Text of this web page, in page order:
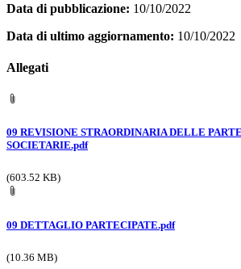
Data di pubblicazione: 10/10/2022
Data di ultimo aggiornamento: 10/10/2022
Allegati
09 REVISIONE STRAORDINARIA DELLE
SOCIETARIE.pdf
(603.52 KB)
09 DETTAGLIO PARTECIPATE.pdf
(10.36 MB)